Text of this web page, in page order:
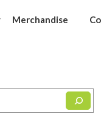
Merchandise